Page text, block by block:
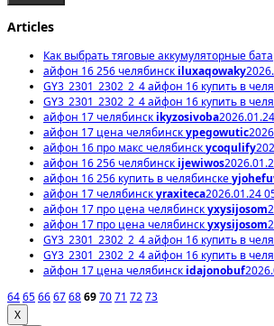
Articles
Как выбрать тяговые аккумуляторные
айфон 16 256 челябинск iluxaqowaky
GY3_2301_2302_2_4 айфон 16 купить в
GY3_2301_2302_2_4 айфон 16 купить в
айфон 17 челябинск ikyzosivoba
айфон 17 цена челябинскypegowutic
айфон 16 про макс челябинскycoqulify
айфон 16 256 челябинск ijewiwos
айфон 16 256 купить в челябинске
айфон 17 челябинскyraxiteca2026.01.24
айфон 17 про цена челябинскyxysijosom
айфон 17 про цена челябинскyxysijosom
GY3_2301_2302_2_4 айфон 16 купить в
GY3_2301_2302_2_4 айфон 16 купить в
айфон 17 цена челябинск idajonobuf
6465666768697071 7273
X